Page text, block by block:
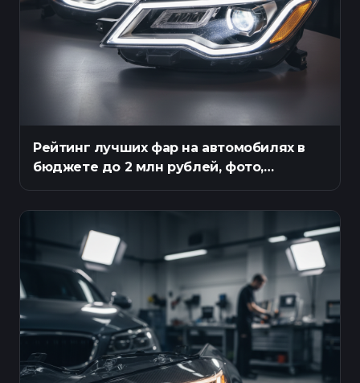
Рейтинг лучших фар на автомобилях в
бюджете до 2 млн рублей, фото,
описание